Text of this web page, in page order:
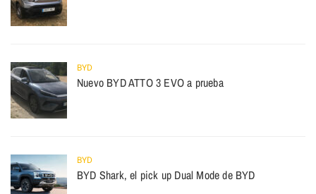
BYD
Nuevo BYD ATTO 3 EVO a prueba
BYD
BYD Shark, el pick up Dual Mode de BYD